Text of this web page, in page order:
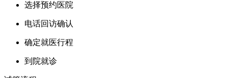
选择预约医院
电话回访确认
确定就医行程
到院就诊